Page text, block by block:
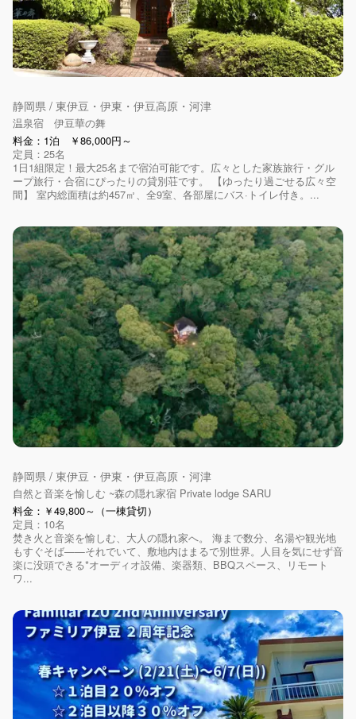
静岡県 / 東伊豆・伊東・伊豆高原・河津
温泉宿 伊豆華の舞
料金：1泊 ￥86,000円～
定員：25名
1日1組限定！最大25名まで宿泊可能です。広々とした家族旅行・グル
ープ旅行・合宿にぴったりの貸別荘です。 【ゆったり過ごせる広々空
間】 室内総面積は約457㎡、全9室、各部屋にバス·トイレ付き。...
静岡県 / 東伊豆・伊東・伊豆高原・河津
自然と音楽を愉しむ ~森の隠れ家宿 Private lodge SARU
料金：￥49,800～（一棟貸切）
定員：10名
焚き火と音楽を愉しむ、大人の隠れ家へ。 海まで数分、名湯や観光地
もすぐそば——それでいて、敷地内はまるで別世界。人目を気にせず音
楽に没頭できる*オーディオ設備、楽器類、BBQスペース、リモート
ワ...